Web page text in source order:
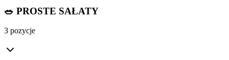
🥗 PROSTE SAŁATY
3 pozycje